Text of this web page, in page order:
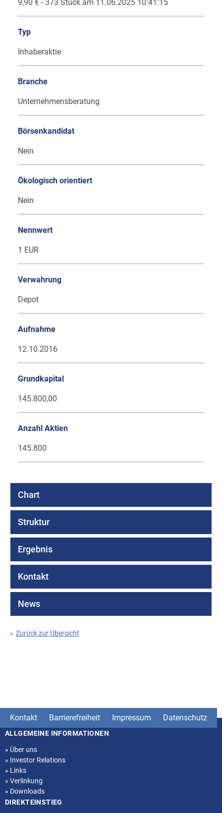
9,90 € - 373 Stück am 11.06.2025 10:41:15
Typ
Inhaberaktie
Branche
Unternehmensberatung
Börsenkandidat
Nein
Ökologisch orientiert
Nein
Nennwert
1 EUR
Verwahrung
Depot
Aufnahme
12.10.2016
Grundkapital
145.800,00
Anzahl Aktien
145.800
Chart
Struktur
Ergebnis
Kontakt
News
« Zurück zur Übersicht
Kontakt Barrierefreiheit Impressum Datenschutz
Seitenstruktur
ALLGEMEINE INFORMATIONEN
» Über uns
» Investor Relations
» Links
» Verlinkung
» Downloads
DIREKTEINSTIEG